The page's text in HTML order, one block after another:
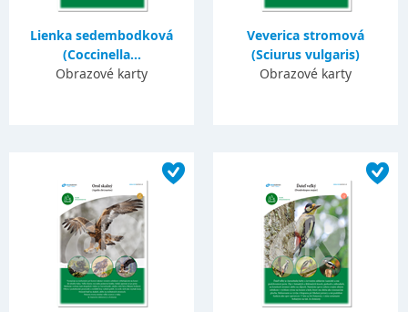
Lienka sedembodková
(Coccinella...
Obrazové karty
Veverica stromová
(Sciurus vulgaris)
Obrazové karty